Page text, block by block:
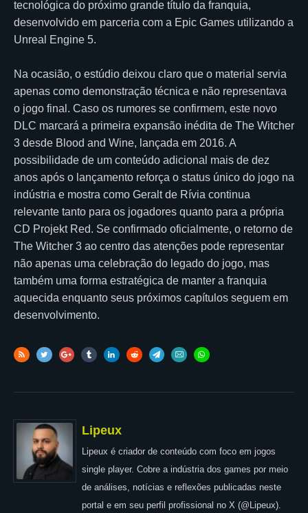
tecnológica do próximo grande título da franquia,
desenvolvido em parceria com a Epic Games utilizando a
Unreal Engine 5.
Na ocasião, o estúdio deixou claro que o material servia
apenas como demonstração técnica e não representava
o jogo final. Caso os rumores se confirmem, este novo
DLC marcará a primeira expansão inédita de The Witcher
3 desde Blood and Wine, lançada em 2016. A
possibilidade de um conteúdo adicional mais de dez
anos após o lançamento reforça o status único do jogo na
indústria e mostra como Geralt de Rívia continua
relevante tanto para os jogadores quanto para a própria
CD Projekt Red. Se confirmado oficialmente, o retorno de
The Witcher 3 ao centro das atenções pode representar
não apenas uma celebração do legado do jogo, mas
também uma forma estratégica de manter a franquia
aquecida enquanto seus próximos capítulos seguem em
desenvolvimento.
Lipeux
Lipeux é criador de conteúdo com foco em jogos
single player. Cobre a indústria dos games por meio
de análises, notícias e reflexões publicadas neste
portal e em seu perfil profissional no X (@Lipeux).